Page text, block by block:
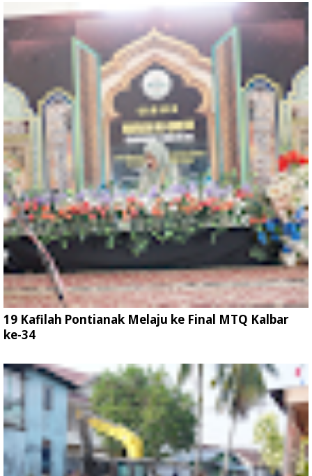
19 Kafilah Pontianak Melaju ke Final MTQ Kalbar
ke-34